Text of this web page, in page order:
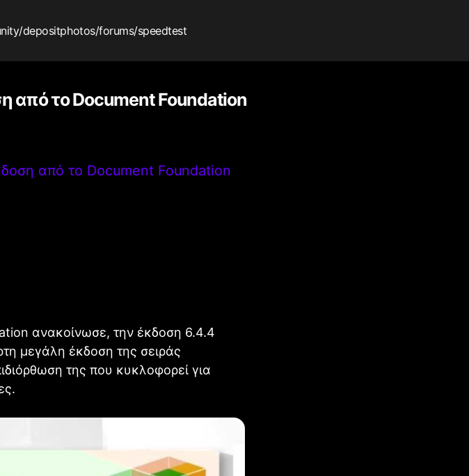
/depositphotos/forums/speedtest
από το Document Foundation
από το Document Foundation
ανακοίνωσε, την έκδοση 6.4.4
μεγάλη έκδοση της σειράς
της που κυκλοφορεί για